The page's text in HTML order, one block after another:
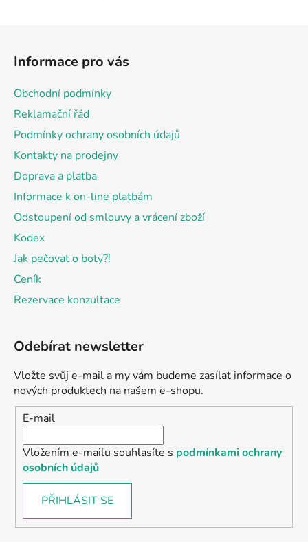
Informace pro vás
Obchodní podmínky
Reklamační řád
Podmínky ochrany osobních údajů
Kontakty na prodejny
Doprava a platba
Informace k on-line platbám
Odstoupení od smlouvy a vrácení zboží
Kodex
Jak pečovat o boty?!
Ceník
Rezervace konzultace
Odebírat newsletter
Vložte svůj e-mail a my vám budeme zasílat informace o
nových produktech na našem e-shopu.
E-mail
Vložením e-mailu souhlasíte s podmínkami ochrany
osobních údajů
PŘIHLÁSIT SE